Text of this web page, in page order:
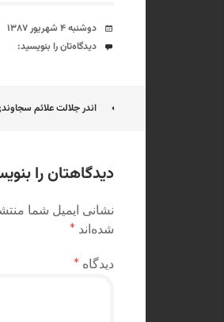
تاریخ
دوشنبه ۴ شهریور ۱۳۸۷
دیدگاه‌ها
دیدگاه‌تان را بنویسید:
ناوبری
اندر جلالت علائم
دیدگاهتان را
نشانی ایمیل شما
شده‌اند *
دیدگاه *